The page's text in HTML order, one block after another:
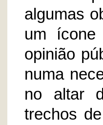
algumas
um
opinião
numa
no altar
trechos